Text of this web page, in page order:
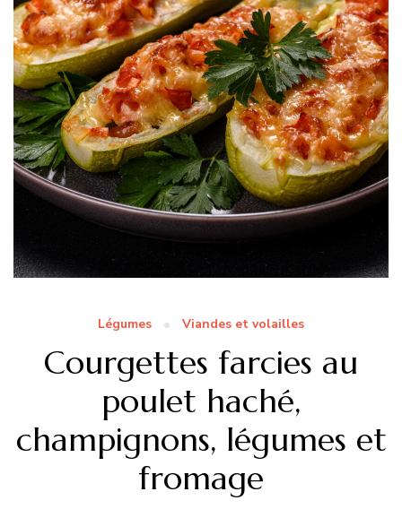
Légumes Viandes et volailles
Courgettes farcies au
poulet haché,
champignons, légumes et
fromage